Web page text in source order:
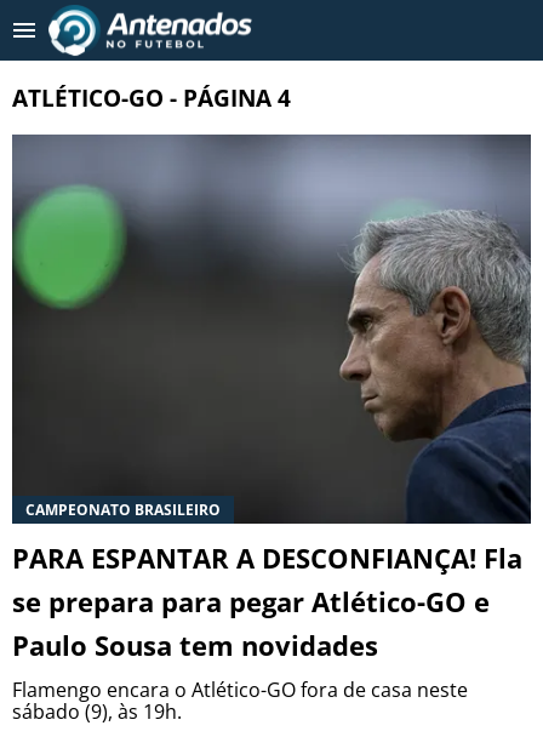
Tendências Wesley no Cruzeiro?
NOTICIAS RECENTES
MERCADO DA BOLA
INUSITADO
BOTAFOGO
CRUZEIRO
INTERNACIONAL
ATLÉTICO-GO - PÁGINA 4
CAMPEONATO BRASILEIRO
PARA ESPANTAR A DESCONFIANÇA! Fla
se prepara para pegar Atlético-GO e
Paulo Sousa tem novidades
Flamengo encara o Atlético-GO fora de casa neste
sábado (9), às 19h.